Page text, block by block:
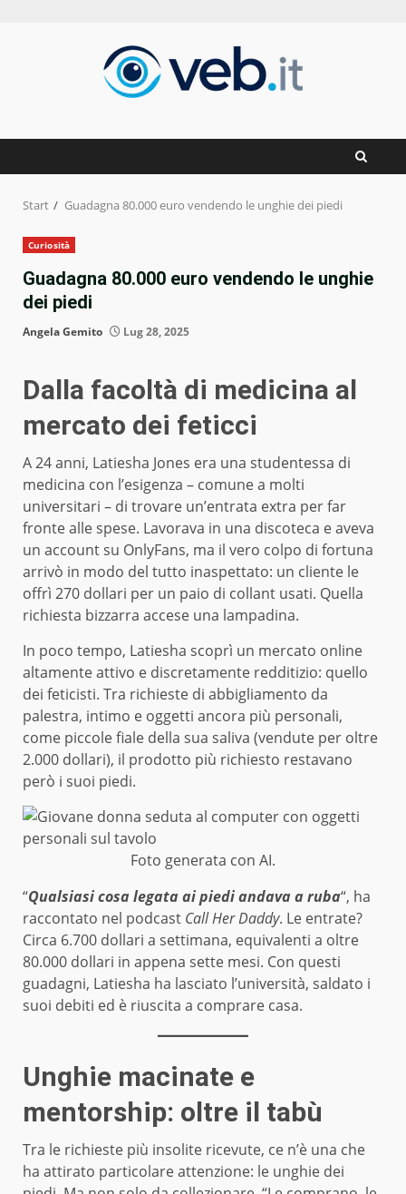
Start Guadagna 80.000 euro vendendo le unghie dei piedi
Curiosità
Guadagna 80.000 euro vendendo le unghie
dei piedi
Angela Gemito Lug 28, 2025
Dalla facoltà di medicina al
mercato dei feticci
A 24 anni, Latiesha Jones era una studentessa di
medicina con l’esigenza – comune a molti
universitari – di trovare un’entrata extra per far
fronte alle spese. Lavorava in una discoteca e aveva
un account su OnlyFans, ma il vero colpo di fortuna
arrivò in modo del tutto inaspettato: un cliente le
offrì 270 dollari per un paio di collant usati. Quella
richiesta bizzarra accese una lampadina.
In poco tempo, Latiesha scoprì un mercato online
altamente attivo e discretamente redditizio: quello
dei feticisti. Tra richieste di abbigliamento da
palestra, intimo e oggetti ancora più personali,
come piccole fiale della sua saliva (vendute per oltre
2.000 dollari), il prodotto più richiesto restavano
però i suoi piedi.
Foto generata con AI.
“Qualsiasi cosa legata ai piedi andava a ruba“, ha
raccontato nel podcast Call Her Daddy. Le entrate?
Circa 6.700 dollari a settimana, equivalenti a oltre
80.000 dollari in appena sette mesi. Con questi
guadagni, Latiesha ha lasciato l’università, saldato i
suoi debiti ed è riuscita a comprare casa.
Unghie macinate e
mentorship: oltre il tabù
Tra le richieste più insolite ricevute, ce n’è una che
ha attirato particolare attenzione: le unghie dei